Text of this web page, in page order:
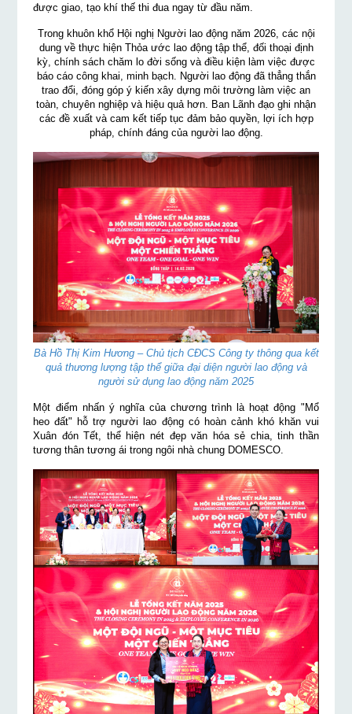
được giao, tạo khí thế thi đua ngay từ đầu năm.
Trong khuôn khổ Hội nghị Người lao động năm 2026, các nội
dung về thực hiện Thỏa ước lao động tập thể, đối thoại định
kỳ, chính sách chăm lo đời sống và điều kiện làm việc được
báo cáo công khai, minh bạch. Người lao động đã thẳng thắn
trao đổi, đóng góp ý kiến xây dựng môi trường làm việc an
toàn, chuyên nghiệp và hiệu quả hơn. Ban Lãnh đạo ghi nhận
các đề xuất và cam kết tiếp tục đảm bảo quyền, lợi ích hợp
pháp, chính đáng của người lao động.
Bà Hồ Thị Kim Hương – Chủ tịch CĐCS Công ty thông qua kết
quả thương lượng tập thể giữa đại diện người lao động và
người sử dụng lao động năm 2025
Một điểm nhấn ý nghĩa của chương trình là hoạt động "Mổ
heo đất" hỗ trợ người lao động có hoàn cảnh khó khăn vui
Xuân đón Tết, thể hiện nét đẹp văn hóa sẻ chia, tinh thần
tương thân tương ái trong ngôi nhà chung DOMESCO.